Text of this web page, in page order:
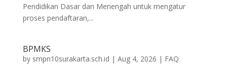
Pendidikan Dasar dan Menengah untuk mengatur
proses pendaftaran,...
BPMKS
by smpn10surakarta.sch.id | Aug 4, 2026 | FAQ